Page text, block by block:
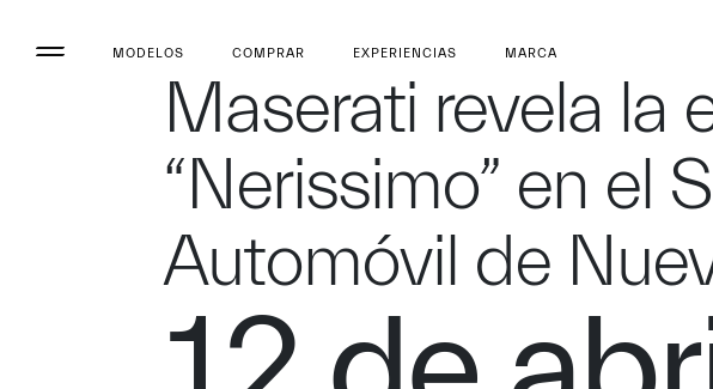
MODELOS COMPRAR EXPERIENCIAS MARCA
Maserati revela la
“Nerissimo” en el
Automóvil de